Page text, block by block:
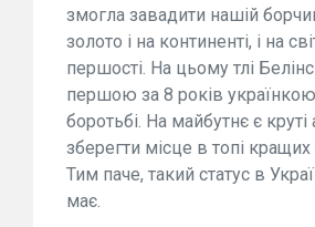
змогла завадити нашій
золото і на континенті, і на
першості. На цьому тлі
першою за 8 років
боротьбі. На майбутнє є круті
зберегти місце в топі
Тим паче, такий статус в
має.